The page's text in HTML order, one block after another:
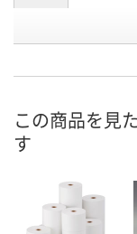
この商品を見
す